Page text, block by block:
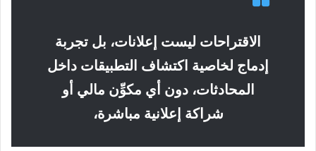
الاقتراحات ليست إعلانات، بل تجربة
إدماج لخاصية اكتشاف التطبيقات داخل
المحادثات، دون أي مكوِّن مالي أو
شراكة إعلانية مباشرة،